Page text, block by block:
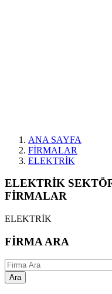
ANA SAYFA
FİRMALAR
ELEKTRİK
ELEKTRİK
FİRMALAR
ELEKTRİK
FİRMA ARA
Ara